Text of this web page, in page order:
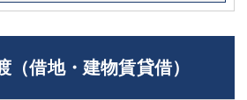
（借地・建物賃貸借）